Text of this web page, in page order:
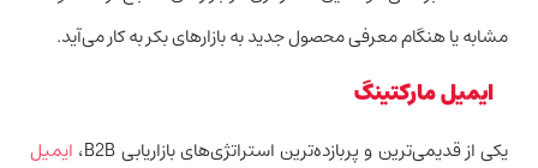
مشابه یا هنگام معرفی محصول جدید به بازارهای بکر به کار می‌آید.
ایمیل مارکتینگ
یکی از قدیمی‌ترین و پربازده‌ترین استراتژی‌های بازاریابی B2B،
ایمیل